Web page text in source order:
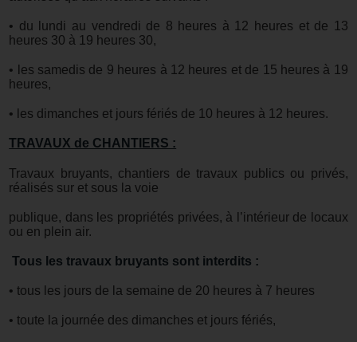
• du lundi au vendredi de 8 heures à 12 heures et de 13
heures 30 à 19 heures 30,
• les samedis de 9 heures à 12 heures et de 15 heures à 19
heures,
• les dimanches et jours fériés de 10 heures à 12 heures.
TRAVAUX de CHANTIERS :
Travaux bruyants, chantiers de travaux publics ou privés,
réalisés sur et sous la voie
publique, dans les propriétés privées, à l’intérieur de locaux
ou en plein air.
Tous les travaux bruyants sont interdits :
• tous les jours de la semaine de 20 heures à 7 heures
• toute la journée des dimanches et jours fériés,